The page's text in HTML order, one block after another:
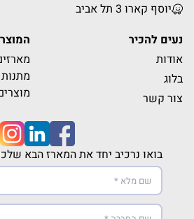
יוסף קארו 3 תל אביב
נעים להכיר
אודות
בלוג
צור קשר
מארזים
מתנות
מוצרים
בואו נרכיב יחד את המארז הבא שלכם